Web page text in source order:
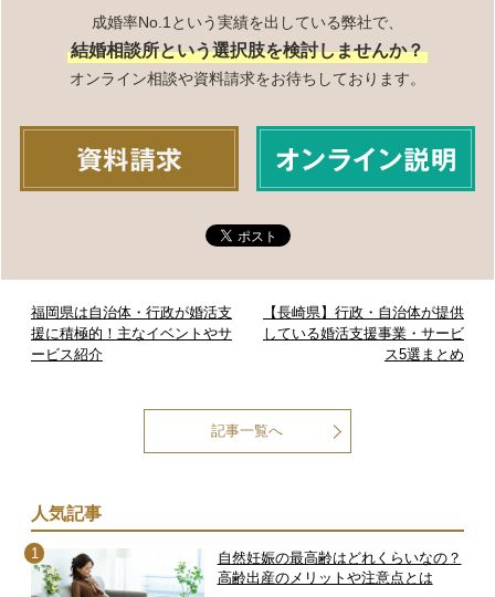
成婚率No.1という実績を出している弊社で、
結婚相談所という選択肢を検討しませんか？
オンライン相談や資料請求をお待ちしております。
福岡県は自治体・行政が婚活支
援に積極的！主なイベントやサ
ービス紹介
【長崎県】行政・自治体が提供
している婚活支援事業・サービ
ス5選まとめ
記事一覧へ
人気記事
自然妊娠の最高齢はどれくらいなの？
高齢出産のメリットや注意点とは